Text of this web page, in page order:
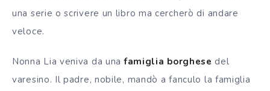
una serie o scrivere un libro ma cercherò di andare
veloce.
Nonna Lia veniva da unafamiglia borghese del
varesino. Il padre, nobile, mandò a fanculo la famiglia